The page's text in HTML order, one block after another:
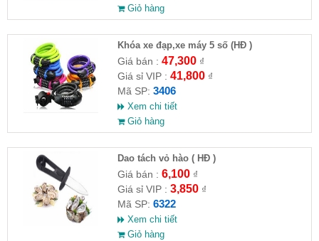
Giỏ hàng
Khóa xe đạp,xe máy 5 số (HĐ )
Giá bán : 47,300₫
Giá sỉ VIP : 41,800₫
Mã SP: 3406
Xem chi tiết
Giỏ hàng
Dao tách vỏ hào ( HĐ )
Giá bán : 6,100₫
Giá sỉ VIP : 3,850₫
Mã SP: 6322
Xem chi tiết
Giỏ hàng